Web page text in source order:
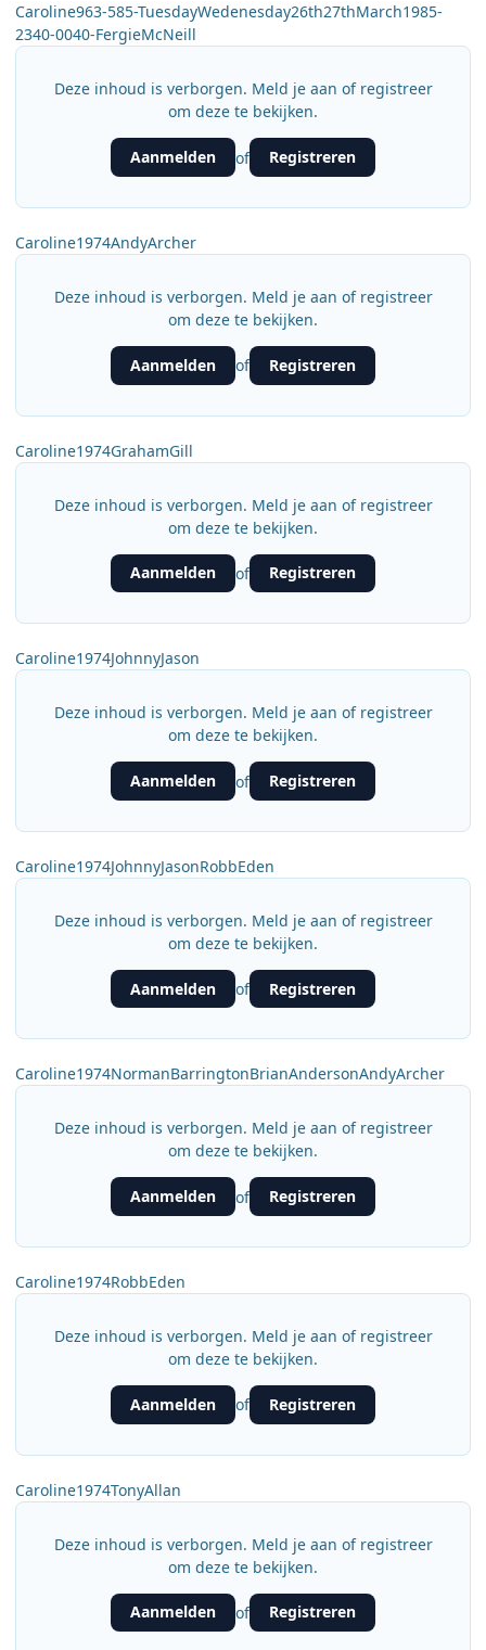
Caroline963-585-TuesdayWedenesday26th27thMarch1985-
2340-0040-FergieMcNeill
Deze inhoud is verborgen. Meld je aan of registreer
om deze te bekijken.
Aanmelden of Registreren
Caroline1974AndyArcher
Deze inhoud is verborgen. Meld je aan of registreer
om deze te bekijken.
Aanmelden of Registreren
Caroline1974GrahamGill
Deze inhoud is verborgen. Meld je aan of registreer
om deze te bekijken.
Aanmelden of Registreren
Caroline1974JohnnyJason
Deze inhoud is verborgen. Meld je aan of registreer
om deze te bekijken.
Aanmelden of Registreren
Caroline1974JohnnyJasonRobbEden
Deze inhoud is verborgen. Meld je aan of registreer
om deze te bekijken.
Aanmelden of Registreren
Caroline1974NormanBarringtonBrianAndersonAndyArcher
Deze inhoud is verborgen. Meld je aan of registreer
om deze te bekijken.
Aanmelden of Registreren
Caroline1974RobbEden
Deze inhoud is verborgen. Meld je aan of registreer
om deze te bekijken.
Aanmelden of Registreren
Caroline1974TonyAllan
Deze inhoud is verborgen. Meld je aan of registreer
om deze te bekijken.
Aanmelden of Registreren